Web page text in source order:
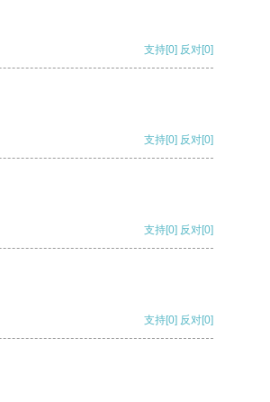
支持[0] 反对[0]
支持[0] 反对[0]
支持[0] 反对[0]
支持[0] 反对[0]